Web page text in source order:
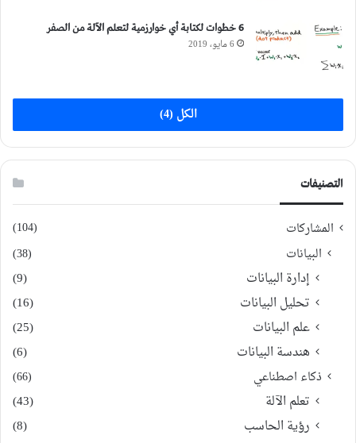
6 خطوات لكتابة أي خوارزمية لتعلم الآلة من الصفر
6 مايو، 2019
الكل (4)
التصنيفات
المشاركات (104)
البيانات (38)
إدارة البيانات
(9)
تحليل البيانات
(16)
علم البيانات
(25)
هندسة البيانات
(6)
ذكاء اصطناعي (66)
تعلم الآلة
(43)
رؤية الحاسب
(8)